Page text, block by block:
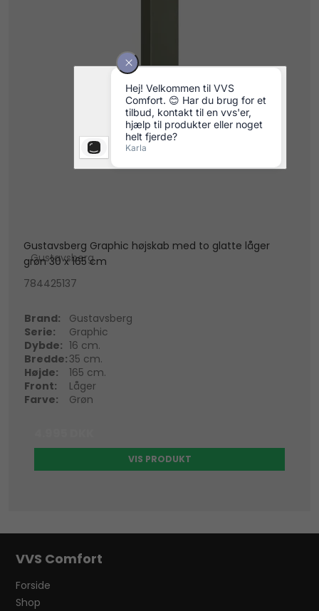
Gustavsberg Graphic højskab med to glatte låger
grøn 30 x 165 cm
Gustavsberg
784425137
Brand:
Gustavsberg
Serie:
Graphic
Dybde: 16 cm.
Bredde: 35 cm.
Højde:
165 cm.
Front:
Låger
Farve:
Grøn
VIS PRODUKT
VVS Comfort
Forside
Shop